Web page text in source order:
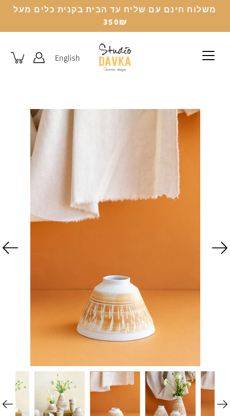
משלוח חינם עם שליח עד הבית בקנית כלים מעל
350₪
English